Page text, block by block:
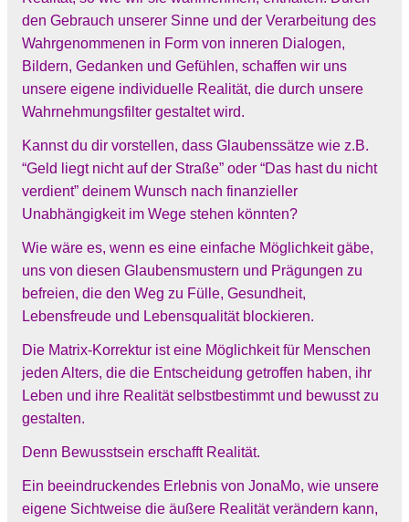
den Gebrauch unserer Sinne und der Verarbeitung des
Wahrgenommenen in Form von inneren Dialogen,
Bildern, Gedanken und Gefühlen, schaffen wir uns
unsere eigene individuelle Realität, die durch unsere
Wahrnehmungsfilter gestaltet wird.
Kannst du dir vorstellen, dass Glaubenssätze wie z.B.
“Geld liegt nicht auf der Straße” oder “Das hast du nicht
verdient” deinem Wunsch nach finanzieller
Unabhängigkeit im Wege stehen könnten?
Wie wäre es, wenn es eine einfache Möglichkeit gäbe,
uns von diesen Glaubensmustern und Prägungen zu
befreien, die den Weg zu Fülle, Gesundheit,
Lebensfreude und Lebensqualität blockieren.
Die Matrix-Korrektur ist eine Möglichkeit für Menschen
jeden Alters, die die Entscheidung getroffen haben, ihr
Leben und ihre Realität selbstbestimmt und bewusst zu
gestalten.
Denn Bewusstsein erschafft Realität.
Ein beeindruckendes Erlebnis von JonaMo, wie unsere
eigene Sichtweise die äußere Realität verändern kann,